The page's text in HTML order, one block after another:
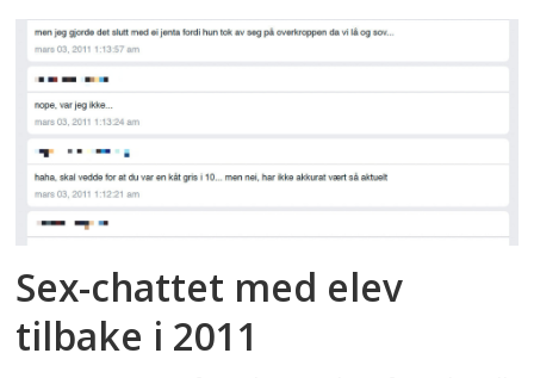
Sex-chattet med elev
tilbake i 2011